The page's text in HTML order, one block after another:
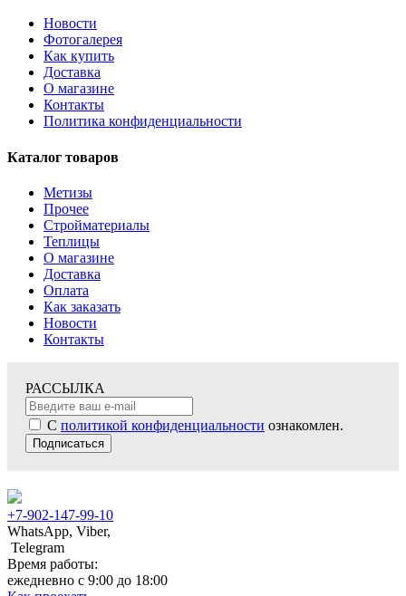
Новости
Фотогалерея
Как купить
Доставка
О магазине
Контакты
Политика конфиденциальности
Каталог товаров
Метизы
Прочее
Стройматериалы
Теплицы
О магазине
Доставка
Оплата
Как заказать
Новости
Контакты
РАССЫЛКА
С политикой конфиденциальности ознакомлен.
Подписаться
+7-902-147-99-10
WhatsApp, Viber,
Telegram
Время работы:
ежедневно с 9:00 до 18:00